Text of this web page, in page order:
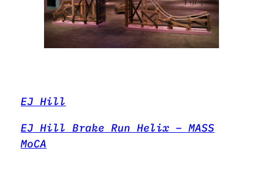
EJ Hill
EJ Hill Brake Run Helix – MASS
MoCA